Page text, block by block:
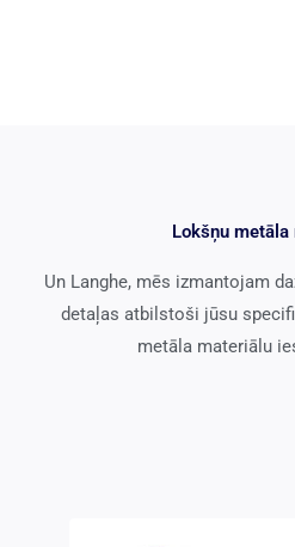
Lokšņu
Un Langhe, mēs izmantojam
detaļas atbilstoši jūsu
metāla materiālu